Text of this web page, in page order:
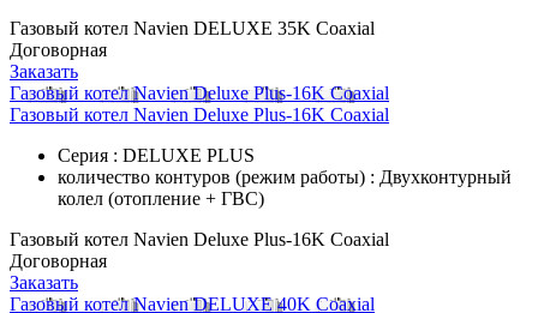
Газовый котел Navien DELUXE 35K Coaxial
Договорная
Заказать
Газовый котел Navien Deluxe Plus-16K Coaxial
Газовый котел Navien Deluxe Plus-16K Coaxial
Серия : DELUXE PLUS
количество контуров (режим работы) : Двухконтурный
колел (отопление + ГВС)
Газовый котел Navien Deluxe Plus-16K Coaxial
Договорная
Заказать
Газовый котел Navien DELUXE 40K Coaxial